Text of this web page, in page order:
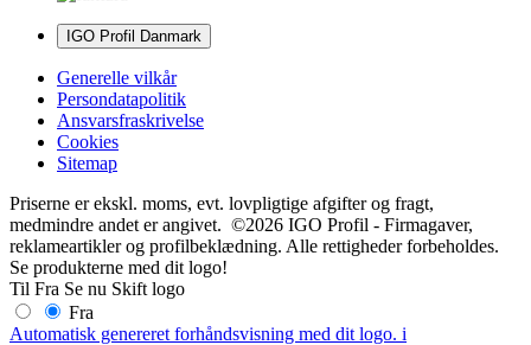
IGO Profil Danmark
Generelle vilkår
Persondatapolitik
Ansvarsfraskrivelse
Cookies
Sitemap
Priserne er ekskl. moms, evt. lovpligtige afgifter og fragt,
medmindre andet er angivet. ©2026 IGO Profil - Firmagaver,
reklameartikler og profilbeklædning. Alle rettigheder forbeholdes.
Se produkterne med dit logo!
Til Fra Se nu Skift logo
Fra
Automatisk genereret forhåndsvisning med dit logo. i